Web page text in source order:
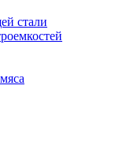
стали